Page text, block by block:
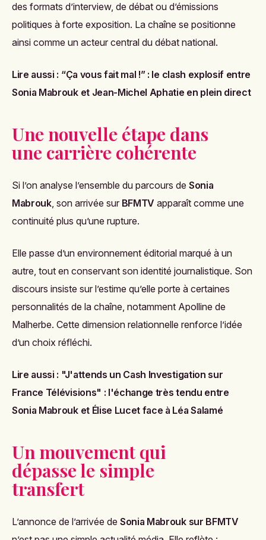
des formats d’interview, de débat ou d’émissions
politiques à forte exposition. La chaîne se positionne
ainsi comme un acteur central du débat national.
Lire aussi : “Ça vous fait mal !” : le clash explosif entre
Sonia Mabrouk et Jean-Michel Aphatie en plein direct
Une nouvelle étape dans
une carrière cohérente
Si l’on analyse l’ensemble du parcours de Sonia
Mabrouk, son arrivée sur BFMTV apparaît comme une
continuité plus qu’une rupture.
Elle passe d’un environnement éditorial marqué à un
autre, tout en conservant son identité journalistique. Son
discours insiste sur l’estime qu’elle porte à certaines
personnalités de la chaîne, notamment Apolline de
Malherbe. Cette dimension relationnelle renforce l’idée
d’un choix réfléchi.
Lire aussi : "J'attends un Cash Investigation sur
France Télévisions" : l'échange très tendu entre
Sonia Mabrouk et Élise Lucet face à Léa Salamé
Un mouvement qui
dépasse le simple
transfert
L’annonce de l’arrivée de Sonia Mabrouk sur BFMTV